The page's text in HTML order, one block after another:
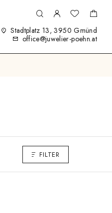
Stadtplatz 13, 3950 Gmünd
office@juwelier-poehn.at
FILTER